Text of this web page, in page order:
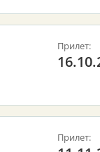
Прилет:
Прилет: